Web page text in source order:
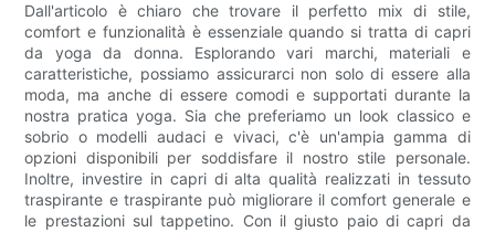
Dall'articolo è chiaro che trovare il perfetto mix di stile,
comfort e funzionalità è essenziale quando si tratta di capri
da yoga da donna. Esplorando vari marchi, materiali e
caratteristiche, possiamo assicurarci non solo di essere alla
moda, ma anche di essere comodi e supportati durante la
nostra pratica yoga. Sia che preferiamo un look classico e
sobrio o modelli audaci e vivaci, c'è un'ampia gamma di
opzioni disponibili per soddisfare il nostro stile personale.
Inoltre, investire in capri di alta qualità realizzati in tessuto
traspirante e traspirante può migliorare il comfort generale e
le prestazioni sul tappetino. Con il giusto paio di capri da